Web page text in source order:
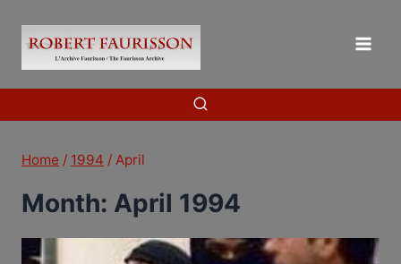
content
Home / 1994 / April
Month: April 1994